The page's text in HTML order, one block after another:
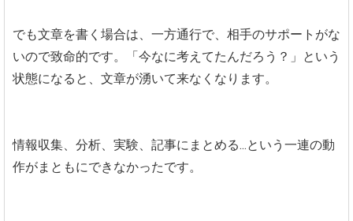
でも文章を書く場合は、一方通行で、相手のサポートがな
いので致命的です。「今なに考えてたんだろう？」という
状態になると、文章が湧いて来なくなります。
情報収集、分析、実験、記事にまとめる...という一連の動
作がまともにできなかったです。